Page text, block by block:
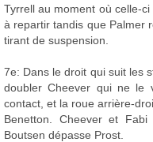
Tyrrell au moment où celle-
à repartir tandis que Palmer
tirant de suspension.
7e: Dans le droit qui suit les
doubler Cheever qui ne le
contact, et la roue arrière-
Benetton. Cheever et
Boutsen dépasse Prost.